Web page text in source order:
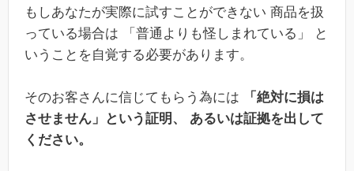
もしあなたが実際に試すことができない 商品を扱
っている場合は 「普通よりも怪しまれている」 と
いうことを自覚する必要があります。
そのお客さんに信じてもらう為には 「絶対に損は
させません」という証明、 あるいは証拠を出して
ください。